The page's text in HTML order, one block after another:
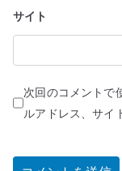
サイト
次回のコメントで
ルアドレス、サイ